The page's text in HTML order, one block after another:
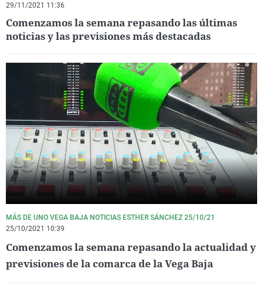
29/11/2021 11:36
Comenzamos la semana repasando las últimas
noticias y las previsiones más destacadas
MÁS DE UNO VEGA BAJA NOTICIAS ESTHER SÁNCHEZ 25/10/21
25/10/2021 10:39
Comenzamos la semana repasando la actualidad y
previsiones de la comarca de la Vega Baja